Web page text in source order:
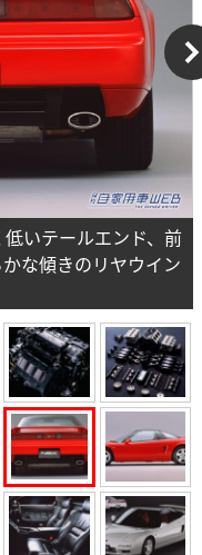
いテールエンド、前
な傾きのリヤウイン